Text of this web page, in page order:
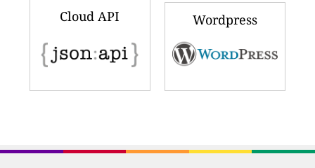
Wordpress
Cloud API